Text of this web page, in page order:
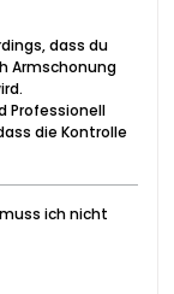
dass du
Armschonung
Professionell
die Kontrolle
ich nicht